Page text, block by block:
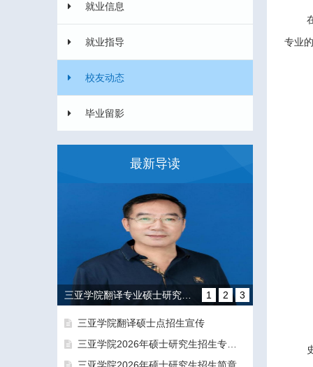
就业信息
就业指导
校友动态
毕业留影
最新导读
1 2 3
三亚学院翻译硕士点招生宣传
三亚学院2026年硕士研究生招生专业目录及参考书目
专业